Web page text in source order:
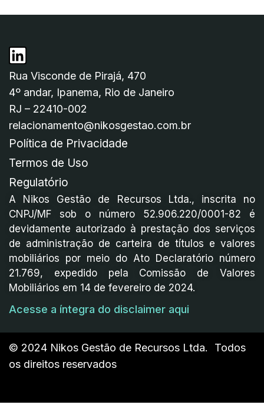
Rua Visconde de Pirajá, 470
4º andar, Ipanema, Rio de Janeiro
RJ – 22410-002
relacionamento@nikosgestao.com.br
Política de Privacidade
Termos de Uso
Regulatório
A Nikos Gestão de Recursos Ltda., inscrita no
CNPJ/MF sob o número 52.906.220/0001-82 é
devidamente autorizado à prestação dos serviços
de administração de carteira de títulos e valores
mobiliários por meio do Ato Declaratório número
21.769, expedido pela Comissão de Valores
Mobiliários em 14 de fevereiro de 2024.
Acesse a íntegra do disclaimer aqui
© 2024 Nikos Gestão de Recursos Ltda. Todos
os direitos reservados